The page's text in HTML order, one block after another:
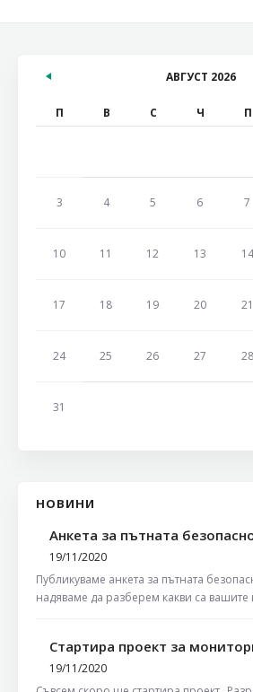
АВГУСТ 2026
П В С Ч П
3 4 5 6 7
10 11 12 13 14
17 18 19 20 21
24 25 26 27 28
31
НОВИНИ
Анкета за пътната
19/11/2020
Публикуваме анкета за пътната
надяваме да разберем какви са
Стартира проект за
19/11/2020